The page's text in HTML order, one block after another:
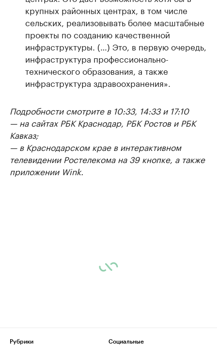
крупных районных центрах, в том числе
сельских, реализовывать более масштабные
проекты по созданию качественной
инфраструктуры. (…) Это, в первую очередь,
инфраструктура профессионально-
технического образования, а также
инфраструктура здравоохранения».
Подробности смотрите в 10:33, 14:33 и 17:10
— на сайтах РБК Краснодар, РБК Ростов и РБК
Кавказ;
— в Краснодарском крае в интерактивном
телевидении Ростелекома на 39 кнопке, а также
приложении Wink.
Рубрики
Социальные